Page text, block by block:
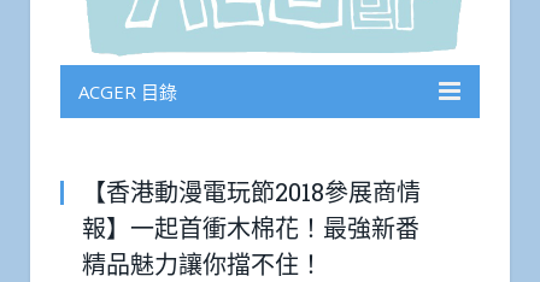
ACGER 目錄
【香港動漫電玩節2018參展商情
報】一起首衝木棉花！最強新番
精品魅力讓你擋不住！